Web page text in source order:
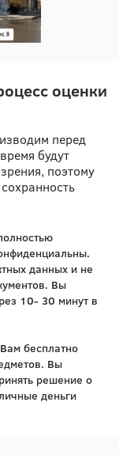
оценки
перед
будут
поэтому
данных и не
Вы
10- 30 минут в
бесплатно
Вы
решение о
деньги